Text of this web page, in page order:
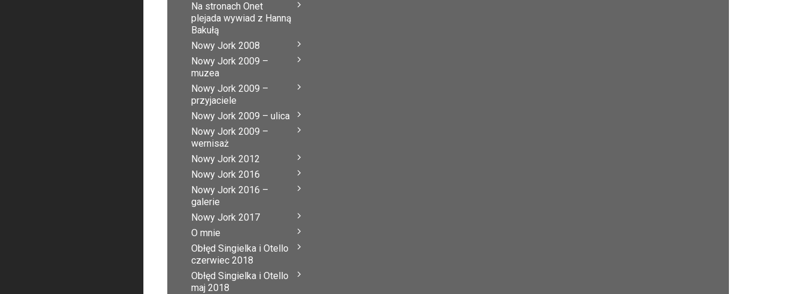
Na stronach Onet
plejada wywiad z Hanną
Bakułą
Nowy Jork 2008
Nowy Jork 2009 –
muzea
Nowy Jork 2009 –
przyjaciele
Nowy Jork 2009 – ulica
Nowy Jork 2009 –
wernisaż
Nowy Jork 2012
Nowy Jork 2016
Nowy Jork 2016 –
galerie
Nowy Jork 2017
O mnie
Obłęd Singielka i Otello
czerwiec 2018
Obłęd Singielka i Otello
maj 2018